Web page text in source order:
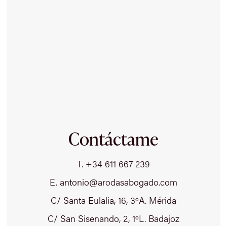
Contáctame
T. +34 611 667 239
E. antonio@arodasabogado.com
C/ Santa Eulalia, 16, 3ºA. Mérida
C/ San Sisenando, 2, 1ºL. Badajoz